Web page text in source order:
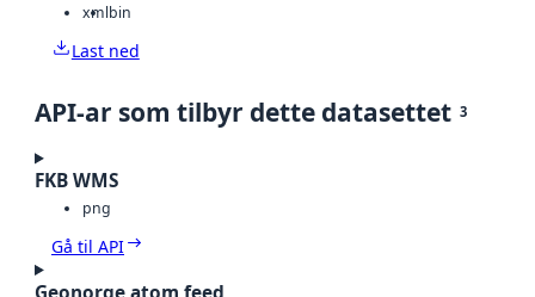
xmlbin
Last ned
API-ar som tilbyr dette datasettet 3
FKB WMS
png
Gå til API